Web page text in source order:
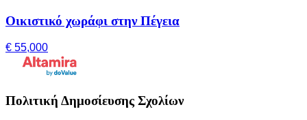
Οικιστικό χωράφι στην Πέγεια
€ 55,000
Πολιτική Δημοσίευσης Σχολίων